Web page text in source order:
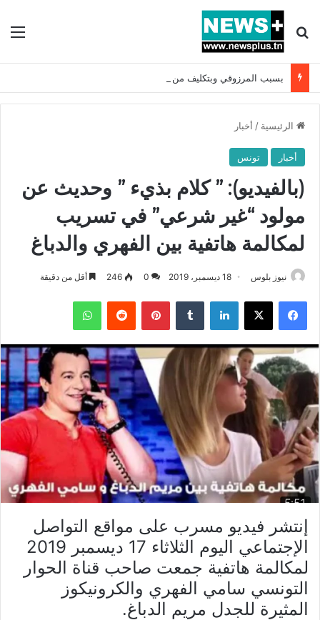
بحث عن
الرئيسية / أخبار
أخبار تونس
(بالفيديو): ” كلام بذيء ” وحديث عن
مولود “غير شرعي” في تسريب
لمكالمة هاتفية بين الفهري والدباغ
نيوز بلوس 18 ديسمبر، 2019 0
246 أقل من دقيقة
فيسبوك X لينكدإن بينتيريست واتساب
إنتشر فيديو مسرب على مواقع التواصل
الإجتماعي اليوم الثلاثاء 17 ديسمبر 2019
لمكالمة هاتفية جمعت صاحب قناة الحوار
التونسي سامي الفهري والكرونيكوز
المثيرة للجدل مريم الدباغ.